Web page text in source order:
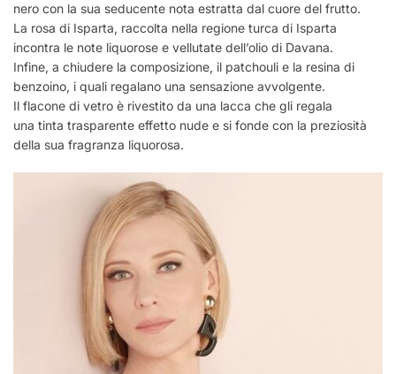
nero con la sua seducente nota estratta dal cuore del frutto.
La rosa di Isparta, raccolta nella regione turca di Isparta
incontra le note liquorose e vellutate dell’olio di Davana.
Infine, a chiudere la composizione, il patchouli e la resina di
benzoino, i quali regalano una sensazione avvolgente.
Il flacone di vetro è rivestito da una lacca che gli regala
una tinta trasparente effetto nude e si fonde con la preziosità
della sua fragranza liquorosa.